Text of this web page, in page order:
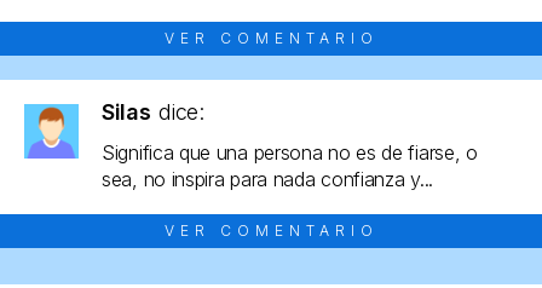
VER COMENTARIO
Silas dice:
Significa que una persona no es de fiarse, o
sea, no inspira para nada confianza y...
VER COMENTARIO